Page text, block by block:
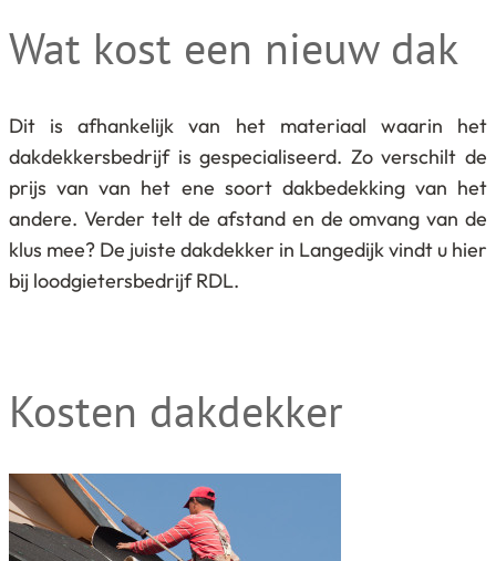
Wat kost een nieuw dak
Dit is afhankelijk van het materiaal waarin het
dakdekkersbedrijf is gespecialiseerd. Zo verschilt de
prijs van van het ene soort dakbedekking van het
andere. Verder telt de afstand en de omvang van de
klus mee? De juiste dakdekker in Langedijk vindt u hier
bij loodgietersbedrijf RDL.
Kosten dakdekker